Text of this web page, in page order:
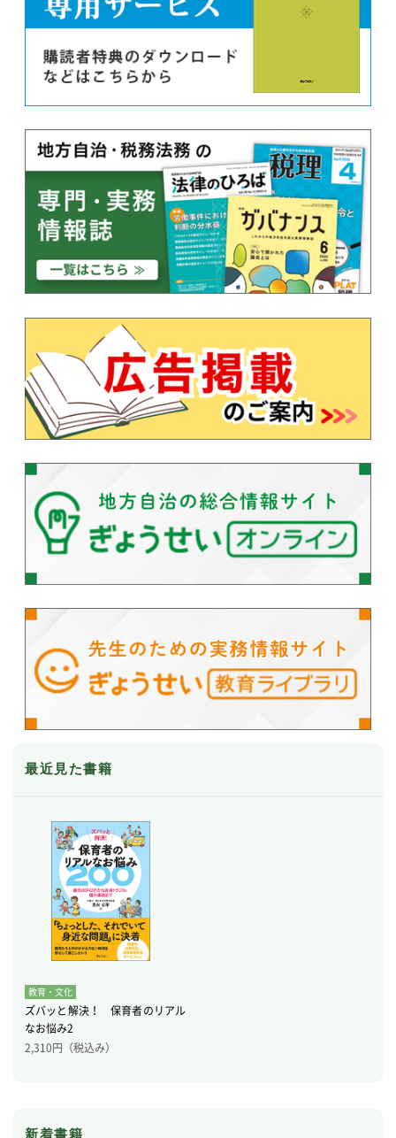
最近見た書籍
教育・文化
ズバッと解決！ 保育者のリアル
なお悩み2
2,310円（税込み）
新着書籍